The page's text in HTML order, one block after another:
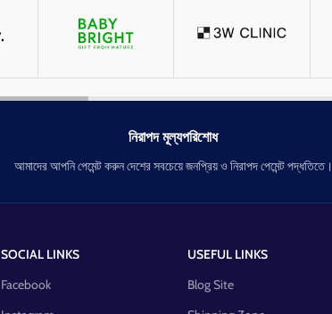
নিরাপদ মূল্যপরিশোধ
আমাদের আপনি পেমেন্ট করুন দেশের সবচেয়ে জনপ্রিয় ও নিরাপদ পেমেন্ট পদ্ধতিতে।
SOCIAL LINKS
Facebook
USEFUL LINKS
Blog Site